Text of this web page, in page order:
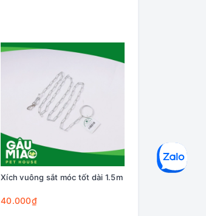
Xích vuông sắt móc tốt dài 1.5m
40.000₫